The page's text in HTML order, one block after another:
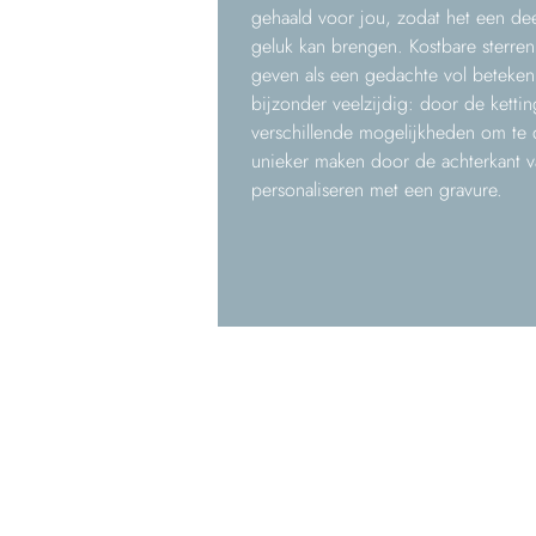
gehaald voor jou, zodat het een
geluk kan brengen. Kostbare
geven als een gedachte vol
bijzonder veelzijdig: door de
verschillende mogelijkheden om
unieker maken door de achterkant
personaliseren met een gravure.